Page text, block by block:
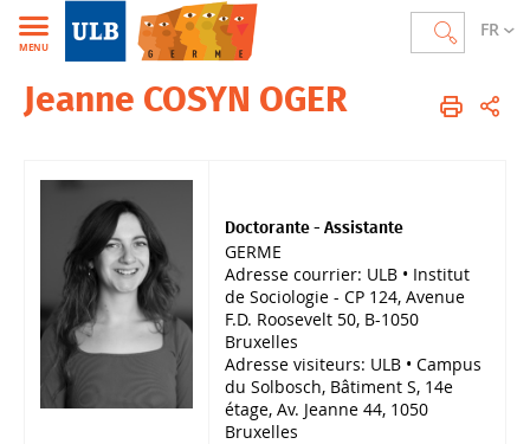
FR
MENU
GERME FR Membres Corps scientifique
Jeanne COSYN OGER
Doctorante - Assistante
GERME
Adresse courrier: ULB • Institut
de Sociologie - CP 124, Avenue
F.D. Roosevelt 50, B-1050
Bruxelles
Adresse visiteurs: ULB • Campus
du Solbosch, Bâtiment S, 14e
étage, Av. Jeanne 44, 1050
Bruxelles